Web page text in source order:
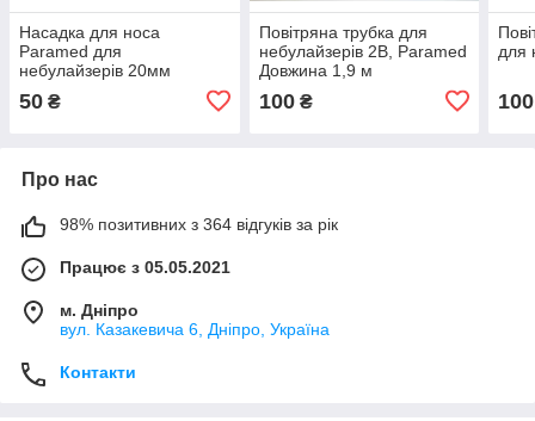
Насадка для носа
Paramed для
небулайзерів 20мм
50 ₴
Повітряна трубка для
небулайзерів 2B, Paramed
Довжина 1,9 м
100₴
для
100
Про нас
98% позитивних з 364 відгуків за рік
Працює з 05.05.2021
м. Дніпро
вул. Казакевича 6, Дніпро, Україна
Контакти